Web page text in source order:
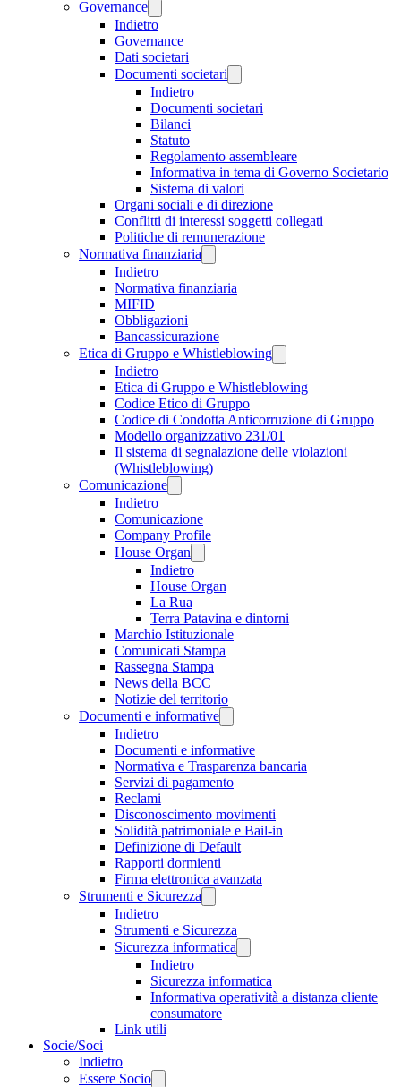
Governance
Indietro
Governance
Dati societari
Documenti societari
Indietro
Documenti societari
Bilanci
Statuto
Regolamento assembleare
Informativa in tema di Governo Societario
Sistema di valori
Organi sociali e di direzione
Conflitti di interessi soggetti collegati
Politiche di remunerazione
Normativa finanziaria
Indietro
Normativa finanziaria
MIFID
Obbligazioni
Bancassicurazione
Etica di Gruppo e Whistleblowing
Indietro
Etica di Gruppo e Whistleblowing
Codice Etico di Gruppo
Codice di Condotta Anticorruzione di Gruppo
Modello organizzativo 231/01
Il sistema di segnalazione delle violazioni
(Whistleblowing)
Comunicazione
Indietro
Comunicazione
Company Profile
House Organ
Indietro
House Organ
La Rua
Terra Patavina e dintorni
Marchio Istituzionale
Comunicati Stampa
Rassegna Stampa
News della BCC
Notizie del territorio
Documenti e informative
Indietro
Documenti e informative
Normativa e Trasparenza bancaria
Servizi di pagamento
Reclami
Disconoscimento movimenti
Solidità patrimoniale e Bail-in
Definizione di Default
Rapporti dormienti
Firma elettronica avanzata
Strumenti e Sicurezza
Indietro
Strumenti e Sicurezza
Sicurezza informatica
Indietro
Sicurezza informatica
Informativa operatività a distanza cliente
consumatore
Link utili
Socie/Soci
Indietro
Essere Socio